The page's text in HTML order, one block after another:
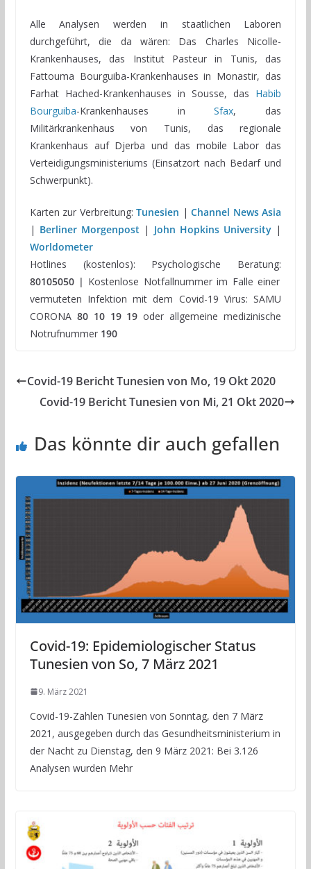
Alle Analysen werden in staatlichen Laboren
durchgeführt, die da wären: Das Charles Nicolle-
Krankenhauses, das Institut Pasteur in Tunis, das
Fattouma Bourguiba-Krankenhauses in Monastir, das
Farhat Hached-Krankenhauses in Sousse, das Habib
Bourguiba-Krankenhauses inSfax, das
Militärkrankenhaus von Tunis, das regionale
Krankenhaus auf Djerba und das mobile Labor das
Verteidigungsministeriums (Einsatzort nach Bedarf und
Schwerpunkt).
Karten zur Verbreitung:Tunesien |Channel News Asia
| Berliner Morgenpost | John Hopkins University |
Worldometer
Hotlines (kostenlos): Psychologische Beratung:
80105050 | Kostenlose Notfallnummer im Falle einer
vermuteten Infektion mit dem Covid-19 Virus: SAMU
CORONA 80 10 19 19 oder allgemeine medizinische
Notrufnummer 190
Covid-19 Bericht Tunesien von Mo, 19 Okt 2020
Covid-19 Bericht Tunesien von Mi, 21 Okt 2020
Das könnte dir auch gefallen
Covid-19: Epidemiologischer Status
Tunesien von So, 7 März 2021
9. März 2021
Covid-19-Zahlen Tunesien von Sonntag, den 7 März
2021, ausgegeben durch das Gesundheitsministerium in
der Nacht zu Dienstag, den 9 März 2021: Bei 3.126
Analysen wurden Mehr